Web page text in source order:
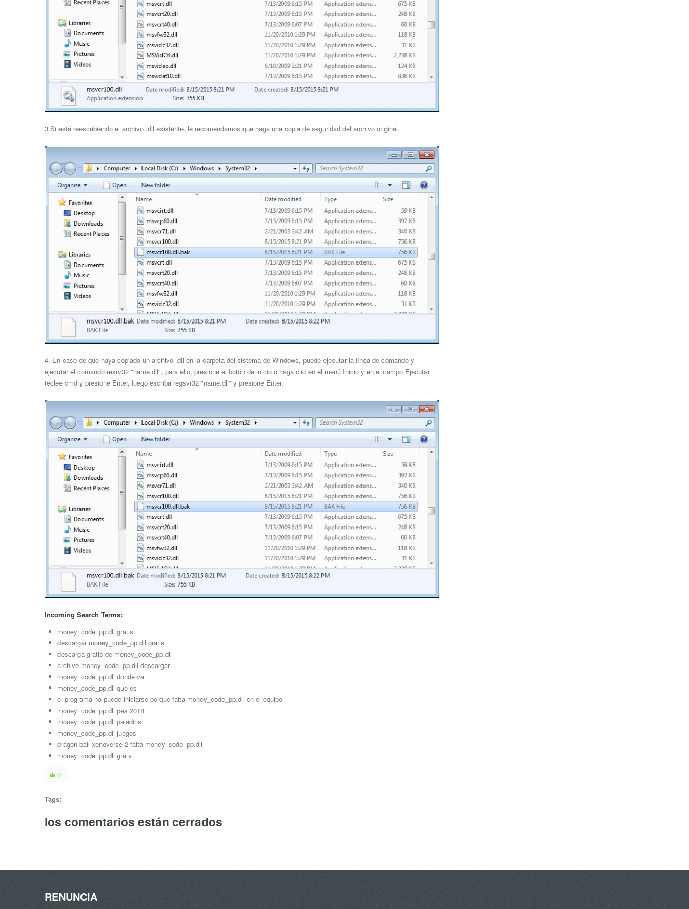
3.Si está reescribiendo el archivo .dll existente, le recomendamos que haga una copia de seguridad del archivo original.
4. En caso de que haya copiado un archivo .dll en la carpeta del sistema de Windows, puede ejecutar la línea de comando y
ejecutar el comando resrv32 "name.dll", para ello, presione el botón de inicio o haga clic en el menú Inicio y en el campo Ejecutar
teclee cmd y presione Enter, luego escriba regsvr32 "name.dll" y presione Enter.
Incoming Search Terms:
money_code_pp.dll gratis
descargar money_code_pp.dll gratis
descarga gratis de money_code_pp.dll
archivo money_code_pp.dll descargar
money_code_pp.dll donde va
money_code_pp.dll que es
el programa no puede iniciarse porque falta money_code_pp.dll en el equipo
money_code_pp.dll pes 2018
money_code_pp.dll paladins
money_code_pp.dll juegos
dragon ball xenoverse 2 falta money_code_pp.dll
money_code_pp.dll gta v
0
Tags:
los comentarios están cerrados
RENUNCIA